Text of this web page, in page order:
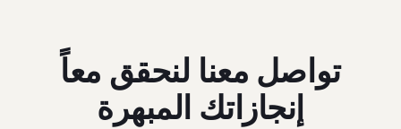
تواصل معنا لنحقق معاً
إنجازاتك المبهرة